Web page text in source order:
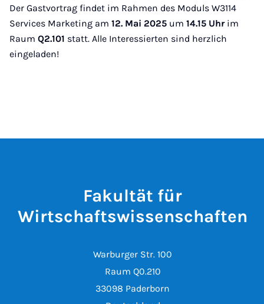
Der Gastvortrag findet im Rahmen des Moduls W3114
Services Marketing am 12. Mai 2025 um 14.15 Uhrim
Raum Q2.101 statt. Alle Interessierten sind herzlich
eingeladen!
Fakultät für
Wirtschaftswissenschaften
Warburger Str. 100
Raum Q0.210
33098 Paderborn